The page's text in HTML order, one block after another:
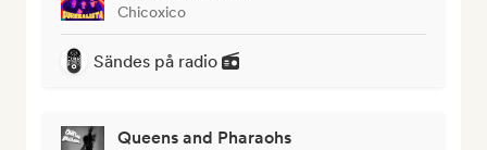
Chicoxico
Sändes på radio
Queens and Pharaohs